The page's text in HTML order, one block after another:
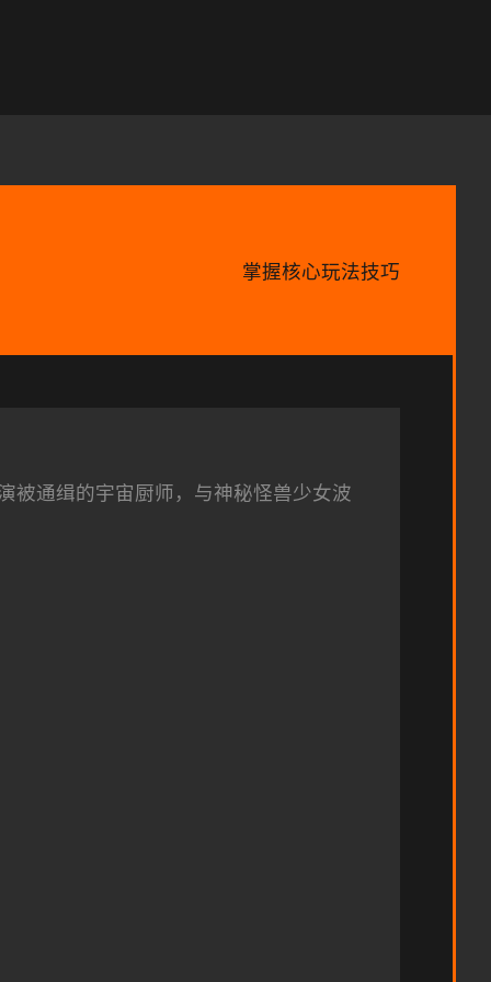
掌握核心玩法技巧
被通缉的宇宙厨师，与神秘怪兽少女波